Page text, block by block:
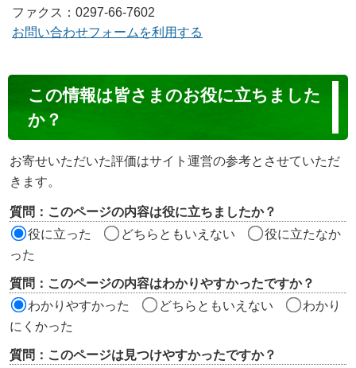
ファクス：0297-66-7602
お問い合わせフォームを利用する
ン
ン
ツ
価
ア
この情報は皆さまのお役に立ちました
か？
お寄せいただいた評価はサイト運営の参考とさせていただ
きます。
質問：このページの内容は役に立ちましたか？
役に立った
どちらともいえない
役に立たなか
った
質問：このページの内容はわかりやすかったですか？
わかりやすかった
どちらともいえない
わかり
にくかった
質問：このページは見つけやすかったですか？